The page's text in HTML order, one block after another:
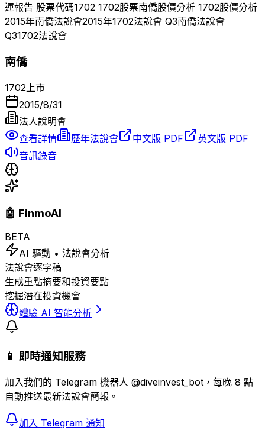
運報告 股票代碼1702 1702股票南僑股價分析 1702股價分析
2015年南僑法說會2015年1702法說會 Q3南僑法說會
Q31702法說會
南僑
1702 上市
2015/8/31
法人說明會
查看詳情
歷年法說會 中文版 PDF
英文版 PDF
音訊錄音
🤖 FinmoAI
BETA
AI 驅動 • 法說會分析
法說會逐字稿
生成重點摘要和投資要點
挖掘潛在投資機會
體驗 AI 智能分析
📱 即時通知服務
加入我們的 Telegram 機器人 @diveinvest_bot，每晚 8 點
自動推送最新法說會簡報。
加入 Telegram 通知